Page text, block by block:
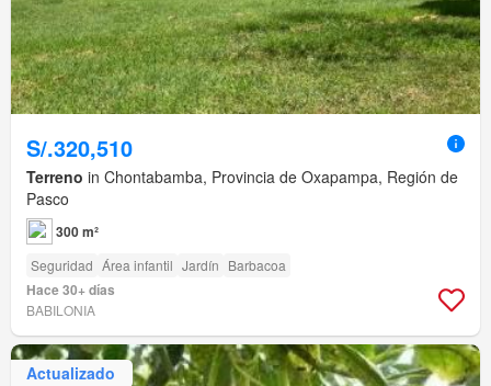
S/.320,510
Terreno in Chontabamba, Provincia de Oxapampa, Región de
Pasco
300 m²
Seguridad Área infantil Jardín Barbacoa
Hace 30+ días
BABILONIA
Actualizado